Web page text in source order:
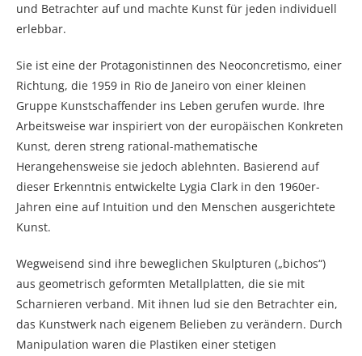
und Betrachter auf und machte Kunst für jeden individuell
erlebbar.
Sie ist eine der Protagonistinnen des Neoconcretismo, einer
Richtung, die 1959 in Rio de Janeiro von einer kleinen
Gruppe Kunstschaffender ins Leben gerufen wurde. Ihre
Arbeitsweise war inspiriert von der europäischen Konkreten
Kunst, deren streng rational-mathematische
Herangehensweise sie jedoch ablehnten. Basierend auf
dieser Erkenntnis entwickelte Lygia Clark in den 1960er-
Jahren eine auf Intuition und den Menschen ausgerichtete
Kunst.
Wegweisend sind ihre beweglichen Skulpturen („bichos“)
aus geometrisch geformten Metallplatten, die sie mit
Scharnieren verband. Mit ihnen lud sie den Betrachter ein,
das Kunstwerk nach eigenem Belieben zu verändern. Durch
Manipulation waren die Plastiken einer stetigen